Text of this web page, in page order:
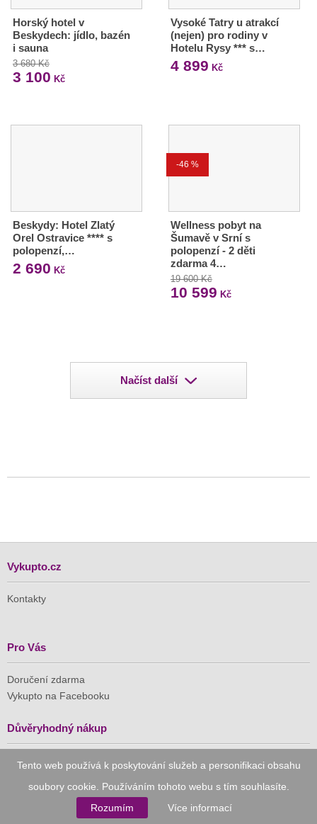
Tento web používá k poskytování služeb a personifikaci obsahu
soubory cookie. Používáním tohoto webu s tím souhlasíte.
Rozumím
Více informací
Horský hotel v
Beskydech: jídlo, bazén
i sauna
3 680 Kč
3 100 Kč
Vysoké Tatry u atrakcí
(nejen) pro rodiny v
Hotelu Rysy *** s…
4 899 Kč
Beskydy: Hotel Zlatý
Orel Ostravice **** s
polopenzí,…
2 690 Kč
-46 %
Wellness pobyt na
Šumavě v Srní s
polopenzí - 2 děti
zdarma 4…
19 600 Kč
10 599 Kč
Načíst další
Vykupto.cz
Kontakty
Pro Vás
Doručení zdarma
Vykupto na Facebooku
Důvěryhodný nákup
Naše společnost je členem Asociace pro elektronickou